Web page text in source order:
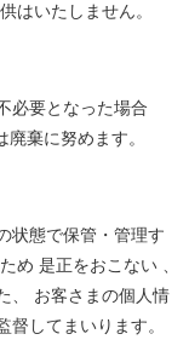
はいたしません。
必要となった場合
棄に努めます。
状態で保管・管理す
め 是正をおこない 、
、 お客さまの個人情
してまいります。